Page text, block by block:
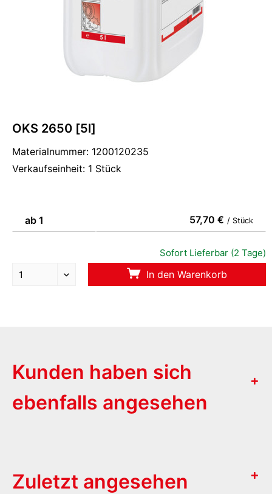
OKS 2650 [5l]
Materialnummer: 1200120235
Verkaufseinheit: 1 Stück
ab 1 57,70 € / Stück
Sofort Lieferbar (2 Tage)
In den Warenkorb
Kunden haben sich
ebenfalls angesehen
Zuletzt angesehen